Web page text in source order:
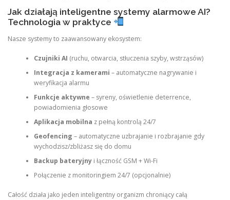
Jak działają inteligentne systemy alarmowe AI?
Technologia w praktyce
Nasze systemy to zaawansowany ekosystem:
Czujniki AI (ruchu, otwarcia, stłuczenia szyby, wstrząsów)
Integracja z kamerami – automatyczne nagrywanie i
weryfikacja alarmu
Funkcje aktywne – syreny, oświetlenie deterrence,
powiadomienia głosowe
Aplikacja mobilna z pełną kontrolą 24/7
Geofencing – automatyczne uzbrajanie i rozbrajanie gdy
wychodzisz/zbliżasz się do domu
Backup bateryjnyi łączność GSM + Wi-Fi
Połączenie z monitoringiem 24/7 (opcjonalnie)
Całość działa jako jeden inteligentny organizm chroniący całą